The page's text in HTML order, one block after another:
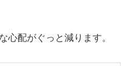
心配がぐっと減ります。